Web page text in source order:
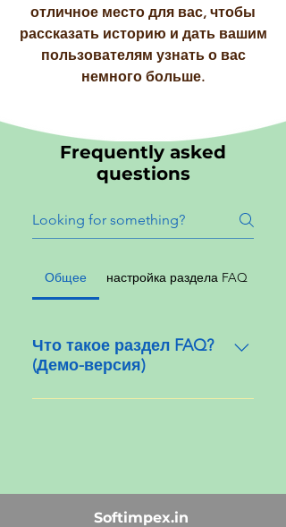
отличное место для вас, чтобы
рассказать историю и дать вашим
пользователям узнать о вас
немного больше.
Frequently asked
questions
Общее настройка раздела FAQ
Что такое раздел FAQ?
(Демо-версия)
Раздел FAQ (Часто задаваемые
компании, например, такие как
Softimpex.in